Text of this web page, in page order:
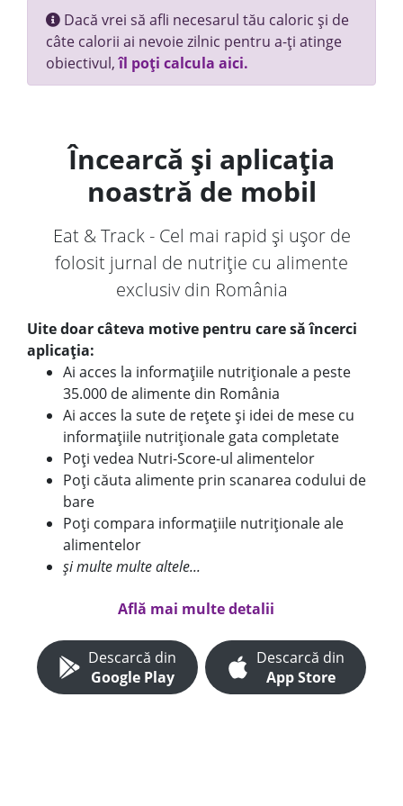
Dacă vrei să afli necesarul tău caloric și de
câte calorii ai nevoie zilnic pentru a-ți atinge
obiectivul,îl poți calcula aici.
Încearcă și aplicația
noastră de mobil
Eat & Track - Cel mai rapid și ușor de
folosit jurnal de nutriție cu alimente
exclusiv din România
Uite doar câteva motive pentru care să încerci
aplicația:
Ai acces la informațiile nutriționale a peste
35.000 de alimente din România
Ai acces la sute de rețete și idei de mese cu
informațiile nutriționale gata completate
Poți vedea Nutri-Score-ul alimentelor
Poți căuta alimente prin scanarea codului de
bare
Poți compara informațiile nutriționale ale
alimentelor
și multe multe altele...
Află mai multe detalii
Descarcă din
Google Play
Descarcă din
App Store